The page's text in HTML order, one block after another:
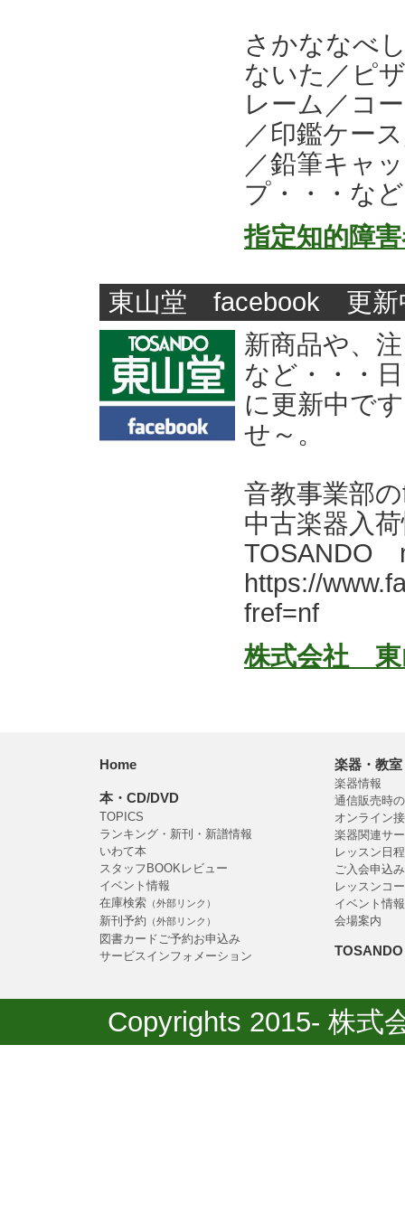
さかななべ
ないた／ピ
レーム／コ
／印鑑ケー
／鉛筆キャ
プ・・・など
指定知的障
東山堂 facebook 更新
新商品や、
など・・・
に更新中で
せ～。
音教事業部
中古楽器入
https://
fref=nf
株式会社 東
Home
本・CD/DVD
TOPICS
ランキング・新刊・新譜情報
いわて本
スタッフBOOKレビュー
イベント情報
在庫検索 （外部リンク）
新刊予約 （外部リンク）
図書カードご予約お申込み
サービスインフォメーション
楽器・教室
楽器情報
通信販売時
オンライン
楽器関連サ
レッスン日程
ご入会申込
レッスンコ
イベント情報
会場案内
Copyrights 2015- 株式